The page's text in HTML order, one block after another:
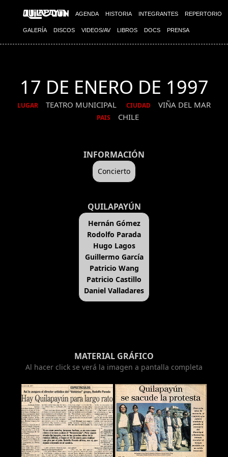
AGENDA HISTORIA INTEGRANTES REPERTORIO
GALERÍA DISCOS VIDEOS/AV LIBROS DOCS PRENSA
17 DE ENERO DE 1997
LUGAR TEATRO MUNICIPAL CIUDAD VIÑA DEL MAR
PAIS CHILE
INFORMACIÓN
Concierto
QUILAPAYÚN
Hernán Gómez
Rodolfo Parada
Hugo Lagos
Guillermo García
Patricio Wang
Patricio Castillo
Daniel Valladares
MATERIAL GRÁFICO
Al hacer click se verá la imagen a pantalla completa